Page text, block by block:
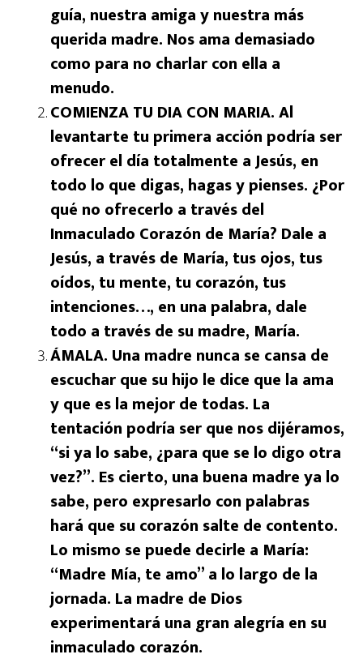
guía, nuestra amiga y nuestra más
querida madre. Nos ama demasiado
como para no charlar con ella a
menudo.
COMIENZA TU DIA CON MARIA. Al
levantarte tu primera acción podría ser
ofrecer el día totalmente a Jesús, en
todo lo que digas, hagas y pienses. ¿Por
qué no ofrecerlo a través del
Inmaculado Corazón de María? Dale a
Jesús, a través de María, tus ojos, tus
oídos, tu mente, tu corazón, tus
intenciones…, en una palabra, dale
todo a través de su madre, María.
ÁMALA. Una madre nunca se cansa de
escuchar que su hijo le dice que la ama
y que es la mejor de todas. La
tentación podría ser que nos dijéramos,
“si ya lo sabe, ¿para que se lo digo otra
vez?”. Es cierto, una buena madre ya lo
sabe, pero expresarlo con palabras
hará que su corazón salte de contento.
Lo mismo se puede decirle a María:
“Madre Mía, te amo” a lo largo de la
jornada. La madre de Dios
experimentará una gran alegría en su
inmaculado corazón.